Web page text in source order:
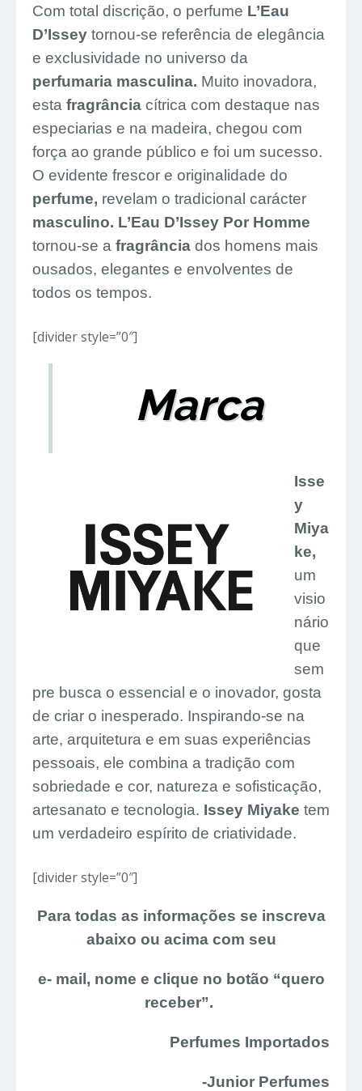
Com total discrição, o perfume L’Eau
D’Issey tornou-se referência de elegância
e exclusividade no universo da
perfumaria masculina. Muito inovadora,
esta fragrância cítrica com destaque nas
especiarias e na madeira, chegou com
força ao grande público e foi um sucesso.
O evidente frescor e originalidade do
perfume, revelam o tradicional carácter
masculino. L’Eau D’Issey Por Homme
tornou-se a fragrância dos homens mais
ousados, elegantes e envolventes de
todos os tempos.
[divider style=”0″]
Marca
Isse
y
Miya
ke,
um
visio
nário
que
sem
pre busca o essencial e o inovador, gosta
de criar o inesperado. Inspirando-se na
arte, arquitetura e em suas experiências
pessoais, ele combina a tradição com
sobriedade e cor, natureza e sofisticação,
artesanato e tecnologia. Issey Miyake tem
um verdadeiro espírito de criatividade.
[divider style=”0″]
Para todas as informações se inscreva
abaixo ou acima com seu
e- mail, nome e clique no botão “quero
receber”.
Perfumes Importados
-Junior Perfumes